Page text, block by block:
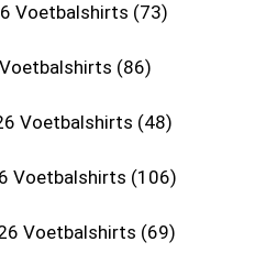
Voetbalshirts 73
86
Voetbalshirts 48
Voetbalshirts 106
Voetbalshirts 69